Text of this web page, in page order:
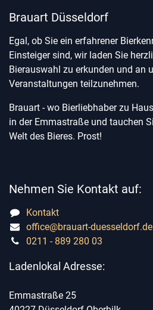
Brauart Düsseldorf
Egal, ob Sie ein erfahrener
Einsteiger sind, wir laden Sie
Bierauswahl zu erkunden und an
Veranstaltungen teilzunehmen.
Brauart - wo Bierliebhaber zu
in der Emmastraße und tauchen
Welt des Bieres. Prost!
Nehmen Sie Kontakt auf:
Kontakt
office@brauart-duesseldorf.de
0211 - 889 280 03
Ladenlokal Adresse:
Emmastraße 25